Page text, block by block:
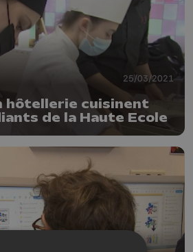
25/03/2021
hôtellerie cuisinent
de la Haute Ecole